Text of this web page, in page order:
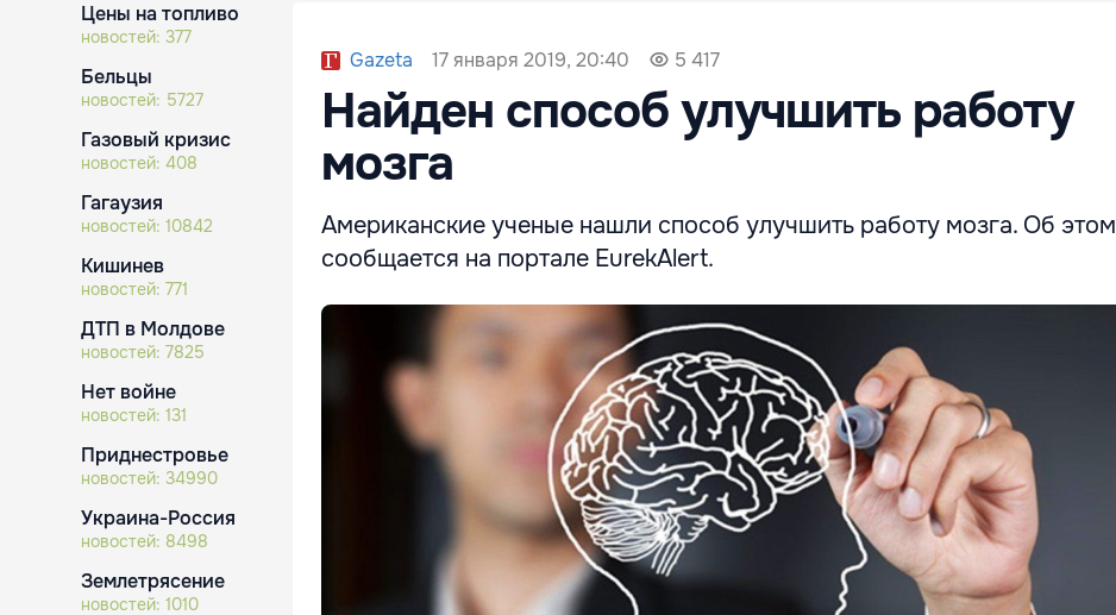
Цены на топливо
новостей: 377
Бельцы
новостей: 5727
Газовый кризис
новостей: 408
Гагаузия
новостей: 10842
Кишинев
новостей: 771
ДТП в Молдове
новостей: 7825
Нет войне
новостей: 131
Приднестровье
новостей: 34990
Украина-Россия
новостей: 8498
Землетрясение
новостей: 1010
Gazeta 17 января 2019, 20:40 5 417
Найден способ улучшить работу
мозга
Американские ученые нашли способ улучшить работу мозга. Об этом
сообщается на портале EurekAlert.